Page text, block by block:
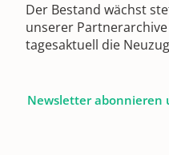
Der Bestand wächst
unserer
tagesaktuell die
Newsletter abonnieren